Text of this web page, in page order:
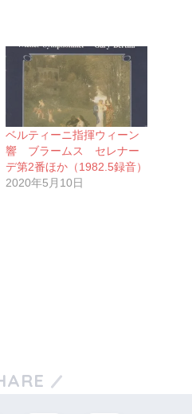
ベルティーニ指揮ウィーン
響 ブラームス セレナー
デ第2番ほか（1982.5録音）
2020年5月10日